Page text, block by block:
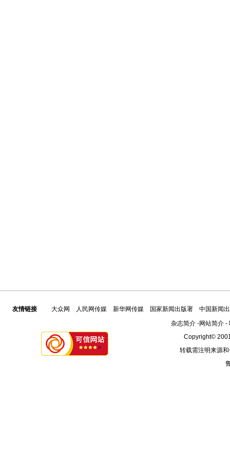
友情链接 大众网 人民网传媒 新华网传媒 国家新闻出版署
中国新闻
杂志简介-网站简介-
Copyright©
转载需注明来源